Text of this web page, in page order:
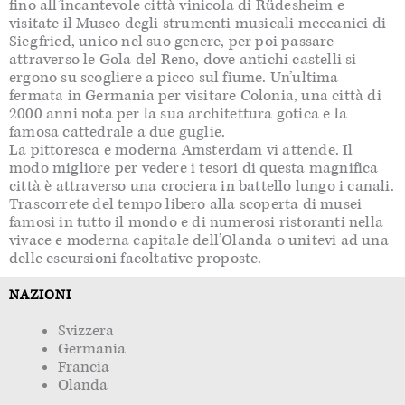
fino all’incantevole città vinicola di Rüdesheim e
visitate il Museo degli strumenti musicali meccanici di
Siegfried, unico nel suo genere, per poi passare
attraverso le Gola del Reno, dove antichi castelli si
ergono su scogliere a picco sul fiume. Un’ultima
fermata in Germania per visitare Colonia, una città di
2000 anni nota per la sua architettura gotica e la
famosa cattedrale a due guglie.
La pittoresca e moderna Amsterdam vi attende. Il
modo migliore per vedere i tesori di questa magnifica
città è attraverso una crociera in battello lungo i canali.
Trascorrete del tempo libero alla scoperta di musei
famosi in tutto il mondo e di numerosi ristoranti nella
vivace e moderna capitale dell’Olanda o unitevi ad una
delle escursioni facoltative proposte.
NAZIONI
Svizzera
Germania
Francia
Olanda